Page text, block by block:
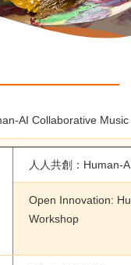
AI Collaborative
人人共創：Human-
Open Innovation:
Workshop